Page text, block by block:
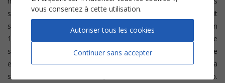
ses 20 ans, il intègre le groupe de jazzLast Exit
qui se produit
sur les scènes locales et adopte le pseudonyme de
. En
1977, le batteur du groupe
lui propose de rejoindre
ses musiciens pour remplacer le bassiste. Le succès du groupe
est fulgurant et permet àStingde se faire connaitre sur la
scène internationale. En 1985, l'artiste entame une carrière solo.
vous consentez à cette utilisation.
Continuer sans accepter
Autoriser tous les cookies